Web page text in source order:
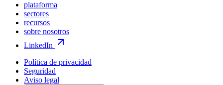
plataforma
sectores
recursos
sobre nosotros
LinkedIn
Política de privacidad
Seguridad
Aviso legal